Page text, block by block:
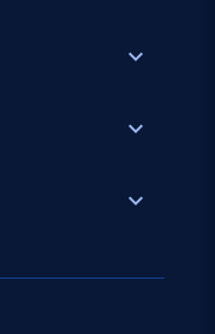
expand_more
expand_more
expand_more